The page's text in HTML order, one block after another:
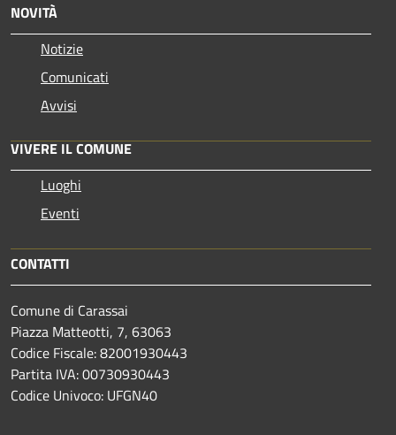
NOVITÀ
Notizie
Comunicati
Avvisi
VIVERE IL COMUNE
Luoghi
Eventi
CONTATTI
Comune di Carassai
Piazza Matteotti, 7, 63063
Codice Fiscale: 82001930443
Partita IVA: 00730930443
Codice Univoco: UFGN40